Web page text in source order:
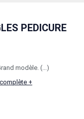
PEDICURE
modèle. (...)
+